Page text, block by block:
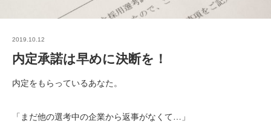
2019.10.12
内定承諾は早めに決断を！
内定をもらっているあなた。
「まだ他の選考中の企業から返事がなくて…」